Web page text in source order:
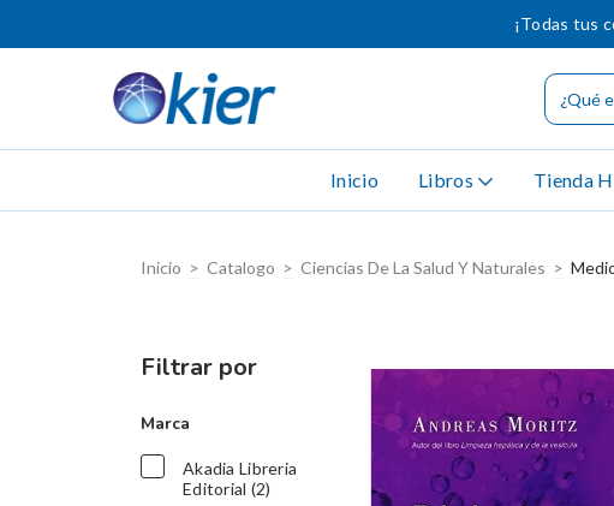
¡Todas tus
Inicio Libros Tienda
Inicio > Catalogo > Ciencias De La Salud Y Naturales >
Filtrar por
Marca
Akadia Libreria
Editorial (2)